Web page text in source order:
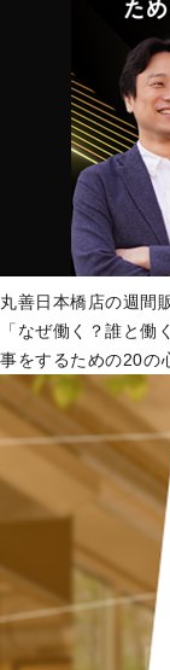
丸善日本橋店の週間
「なぜ働く？誰と
事をするための20の